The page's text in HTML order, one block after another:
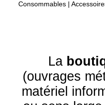
Consommables
La
(ouvrages
matériel